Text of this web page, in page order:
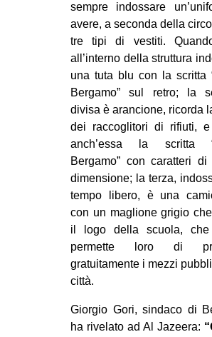
sempre indossare
avere, a seconda della
tre tipi di vestiti.
all’interno della struttura
una tuta blu con la scritta
Bergamo” sul retro; la
divisa è arancione, ricorda
dei raccoglitori di rifiuti, e
anch’essa la scritta
Bergamo” con caratteri di
dimensione; la terza,
tempo libero, è una
con un maglione grigio
il logo della scuola, che
permette loro di
gratuitamente i mezzi
città.
Giorgio Gori, sindaco di
ha rivelato ad Al Jazeera: